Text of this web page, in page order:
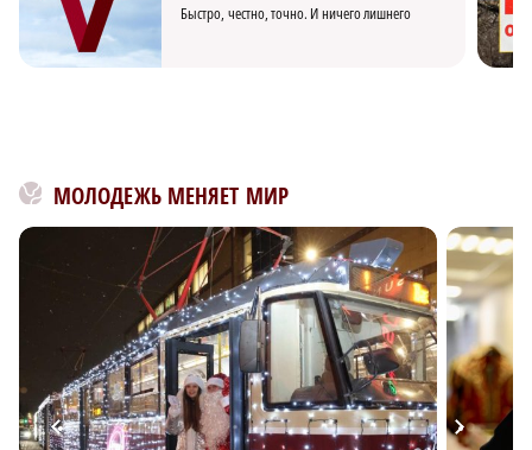
Быстро, честно, точно. И ничего лишнего
МОЛОДЕЖЬ МЕНЯЕТ МИР